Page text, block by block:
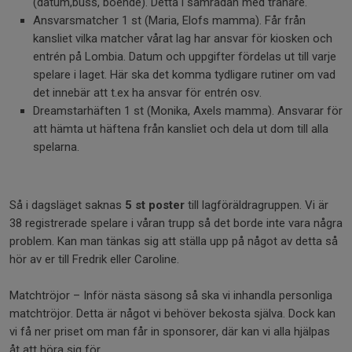
Ansvarsmatcher 1 st (Maria, Elofs mamma). Får från
kansliet vilka matcher vårat lag har ansvar för kiosken och
entrén på Lombia. Datum och uppgifter fördelas ut till varje
spelare i laget. Här ska det komma tydligare rutiner om vad
det innebär att t.ex ha ansvar för entrén osv.
Dreamstarhäften 1 st (Monika, Axels mamma). Ansvarar för
att hämta ut häftena från kansliet och dela ut dom till alla
spelarna.
Så i dagsläget saknas 5 st poster till lagföräldragruppen. Vi är
38 registrerade spelare i våran trupp så det borde inte vara några
problem. Kan man tänkas sig att ställa upp på något av detta så
hör av er till Fredrik eller Caroline.
Matchtröjor – Inför nästa säsong så ska vi inhandla personliga
matchtröjor. Detta är något vi behöver bekosta själva. Dock kan
vi få ner priset om man får in sponsorer, där kan vi alla hjälpas